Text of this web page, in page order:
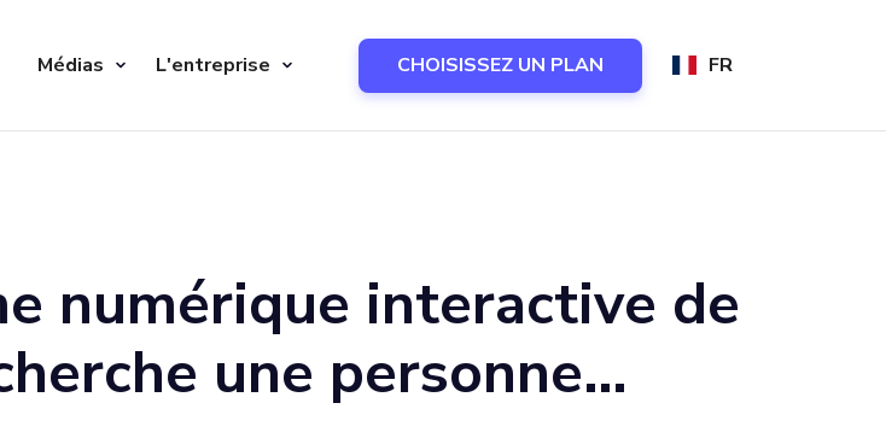
Médias L'entreprise CHOISISSEZ UN PLAN FR
numérique interactive de
une personne